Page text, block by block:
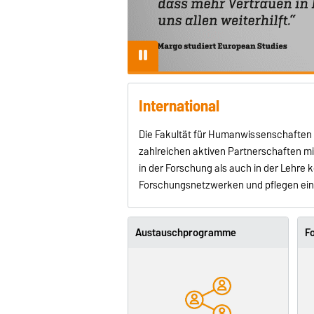
International
Die Fakultät für
zahlreichen aktiven Partnerschaften
in der Forschung als auch in der
Forschungsnetzwerken und pflegen
Austauschprogramme